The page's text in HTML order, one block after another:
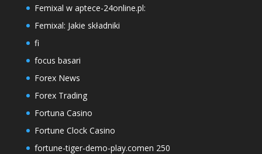
Femixal w aptece-24online.pl:
Femixal: Jakie składniki
fi
focus basari
Forex News
Forex Trading
Fortuna Casino
Fortune Clock Casino
fortune-tiger-demo-play.comen 250